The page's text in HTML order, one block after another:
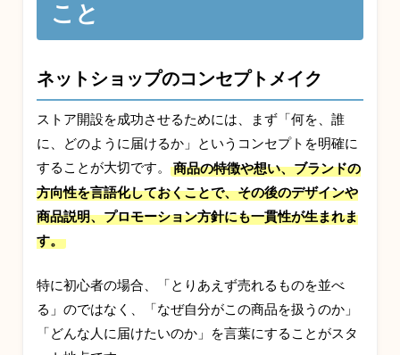
こと
ネットショップのコンセプトメイク
ストア開設を成功させるためには、まず「何を、誰
に、どのように届けるか」というコンセプトを明確に
することが大切です。
商品の特徴や想い、ブランドの
方向性を言語化しておくことで、その後のデザインや
商品説明、プロモーション方針にも一貫性が生まれま
す。
特に初心者の場合、「とりあえず売れるものを並べ
る」のではなく、「なぜ自分がこの商品を扱うのか」
「どんな人に届けたいのか」を言葉にすることがスタ